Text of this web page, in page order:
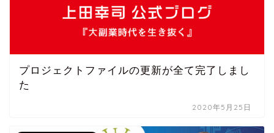
プロジェクトファイルの更新が全て完了しまし
た
2020年5月25日